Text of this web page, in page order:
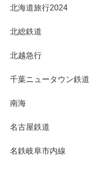
北海道旅行2024
北総鉄道
北越急行
千葉ニュータウン鉄道
南海
名古屋鉄道
名鉄岐阜市内線